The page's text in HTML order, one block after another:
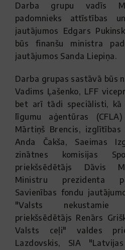
Darba grupu vadīs
padomnieks attīstības
jautājumos Edgars
būs finanšu ministra
jautājumos Sanda Liepiņa.
Darba grupas sastāvā būs
Vadims Ļašenko, LFF
bet arī tādi speciālisti, kā
līgumu aģentūras
Mārtiņš Brencis,
Anda Čakša, Saeimas
zinātnes komisijas
priekšsēdētājs Dāvis
Ministru prezidenta
Savienības fondu
"Valsts nekustamie
priekšsēdētājs Renārs
Valsts ceļi" valdes
Lazdovskis, SIA